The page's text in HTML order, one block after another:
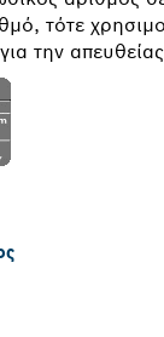
τότε
την